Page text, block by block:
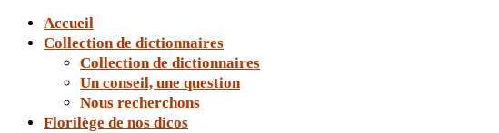
Accueil
Collection de dictionnaires
Collection de dictionnaires
Un conseil, une question
Nous recherchons
Florilège de nos dicos